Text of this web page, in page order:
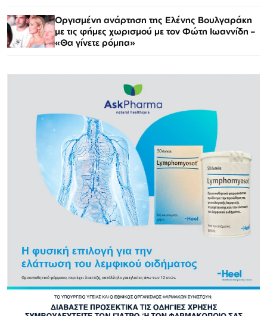
Οργισμένη ανάρτηση της Ελένης Βουλγαράκη
με τις φήμες χωρισμού με τον Φώτη Ιωαννίδη –
«Θα γίνετε ρόμπα»